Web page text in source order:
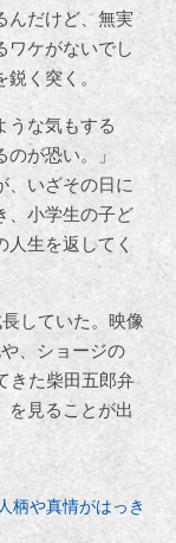
んだけど、無実
ワケがないでし
く突く。
うな気もする
が恐い。」
、いざその日に
、小学生の子ど
人生を返してく
していた。映像
、ショージの
きた柴田五郎弁
を見ることが出
柄や真情がはっき